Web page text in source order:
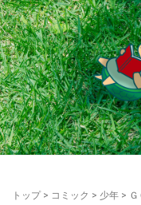
トップ> コミック > 少年 >